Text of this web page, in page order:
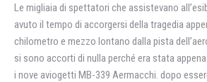
Le migliaia di spettatori che assistevano
avuto il tempo di accorgersi della tragedia
chilometro e mezzo lontano dalla pista
si sono accorti di nulla perché era stata
i nove aviogetti MB-339 Aermacchi. dopo